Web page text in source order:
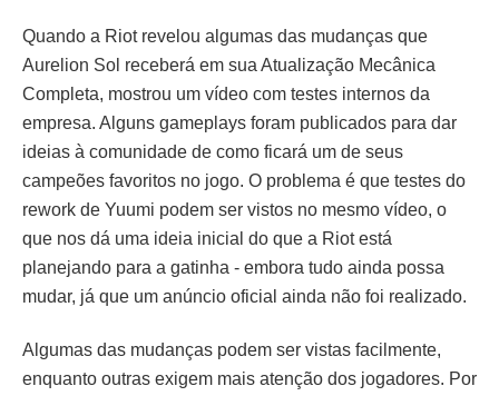
Quando a Riot revelou algumas das mudanças que
Aurelion Sol receberá em sua Atualização Mecânica
Completa, mostrou um vídeo com testes internos da
empresa. Alguns gameplays foram publicados para dar
ideias à comunidade de como ficará um de seus
campeões favoritos no jogo. O problema é que testes do
rework de Yuumi podem ser vistos no mesmo vídeo, o
que nos dá uma ideia inicial do que a Riot está
planejando para a gatinha - embora tudo ainda possa
mudar, já que um anúncio oficial ainda não foi realizado.
Algumas das mudanças podem ser vistas facilmente,
enquanto outras exigem mais atenção dos jogadores. Por